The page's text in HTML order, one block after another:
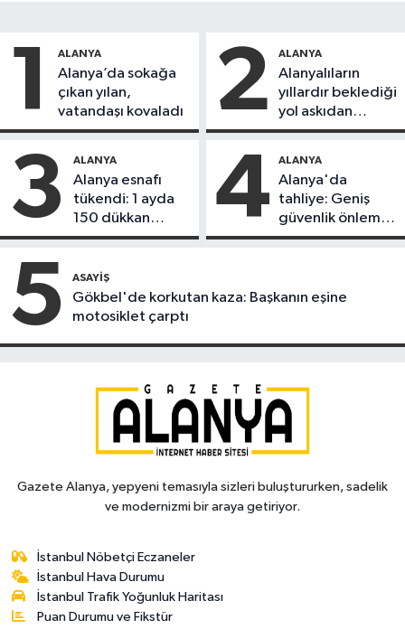
1 ALANYA
Alanya’da sokağa
çıkan yılan,
vatandaşı kovaladı
2 ALANYA
Alanyalıların
yıllardır beklediği
yol askıdan
döndü
3 ALANYA
Alanya esnafı
tükendi: 1 ayda
150 dükkan
kapandı
4 ALANYA
Alanya'da
tahliye: Geniş
güvenlik önlemi
alındı
5 ASAYIŞ
Gökbel'de korkutan kaza: Başkanın eşine
motosiklet çarptı
Gazete Alanya, yepyeni temasıyla sizleri buluştururken, sadelik
ve modernizmi bir araya getiriyor.
İstanbul Nöbetçi Eczaneler
İstanbul Hava Durumu
İstanbul Trafik Yoğunluk Haritası
Puan Durumu ve Fikstür